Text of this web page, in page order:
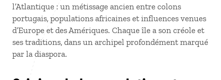
l’Atlantique : un métissage ancien entre colons
portugais, populations africaines et influences venues
d’Europe et des Amériques. Chaque île a son créole et
ses traditions, dans un archipel profondément marqué
par la diaspora.